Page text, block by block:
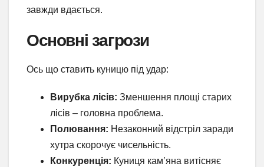
завжди вдається.
Основні загрози
Ось що ставить куницю під удар:
Вирубка лісів: Зменшення площі старих
лісів – головна проблема.
Полювання: Незаконний відстріл заради
хутра скорочує чисельність.
Конкуренція: Куниця кам’яна витісняє